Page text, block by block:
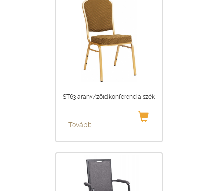
ST63 arany/zöld konferencia szék
Tovább